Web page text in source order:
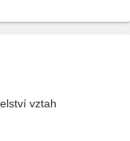
vztah